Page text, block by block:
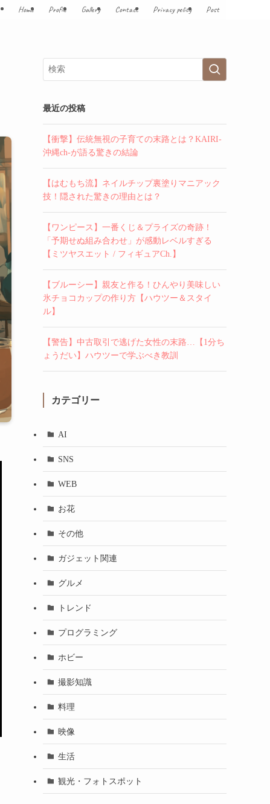
Home Profile Gallery Contact Privacy policy Post
最近の投稿
【衝撃】伝統無視の子育ての末路とは？KAIRI-
沖縄ch-が語る驚きの結論
【はむもち流】ネイルチップ裏塗りマニアック
技！隠された驚きの理由とは？
【ワンピース】一番くじ＆プライズの奇跡！
「予期せぬ組み合わせ」が感動レベルすぎる
【ミツヤスエット / フィギュアCh.】
【ブルーシー】親友と作る！ひんやり美味しい
氷チョコカップの作り方【ハウツー＆スタイ
ル】
【警告】中古取引で逃げた女性の末路…【1分ち
ょうだい】ハウツーで学ぶべき教訓
カテゴリー
AI
SNS
WEB
お花
その他
ガジェット関連
グルメ
トレンド
プログラミング
ホビー
撮影知識
料理
映像
生活
観光・フォトスポット